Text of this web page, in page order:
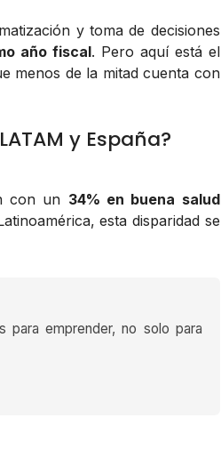
y toma de decisiones
año fiscal. Pero aquí está el
menos de la mitad cuenta con
y España?
con un 34% en buena salud
esta disparidad se
para emprender, no solo para